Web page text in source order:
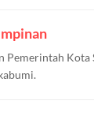
Kota